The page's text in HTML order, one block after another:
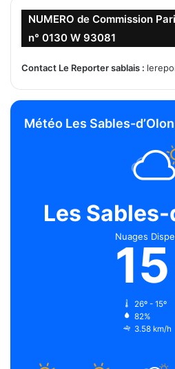
NUMERO de Commission
n° 0130 W 93081
Contact Le Reporter sablais :
Météo Les Sables-
Les
Nuages
15
26º - 15º
82%
3.58 km/h